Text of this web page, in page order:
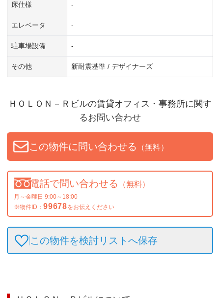
床仕様 -
エレベータ -
駐車場設備 -
その他 新耐震基準 / デザイナーズ
ＨＯＬＯＮ－Ｒビルの賃貸オフィス・事務所に関す
るお問い合わせ
この物件に問い合わせる （無料）
電話で問い合わせる （無料）
月～金曜日 9:00～18:00
※物件ID： 99678をお伝えください
この物件を検討リストへ保存